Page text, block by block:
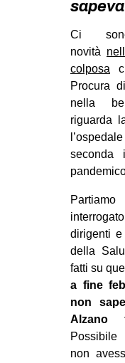
sapeva
Ci
novità
colposa
Procura
nella
riguarda
dirigenti e
della
fatti su
a fine
non
Alzano
non